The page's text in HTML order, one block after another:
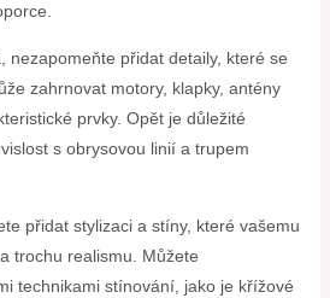
nezapomeňte přidat detaily, které se
zahrnovat motory, klapky, antény
prvky. Opět je důležité
s obrysovou linií a trupem
přidat stylizaci a stíny, které vašemu
trochu realismu. Můžete
technikami stínování, jako je křížové